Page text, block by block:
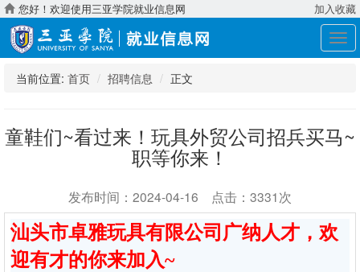
您好！欢迎使用三亚学院就业信息网 加入收藏
展
开
当前位置: 首页 招聘信息 正文
童鞋们~看过来！玩具外贸公司招兵买马~
职等你来！
发布时间：2024-04-16 点击：3331次
汕头市卓雅玩具有限公司广纳人才，欢
迎有才的你来加入~